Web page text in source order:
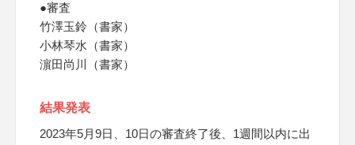
●審査
竹澤玉鈴（書家）
小林琴水（書家）
濵田尚川（書家）
結果発表
2023年5月9日、10日の審査終了後、1週間以内に出